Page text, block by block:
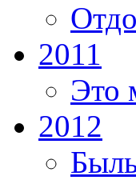
2011
Это
2012